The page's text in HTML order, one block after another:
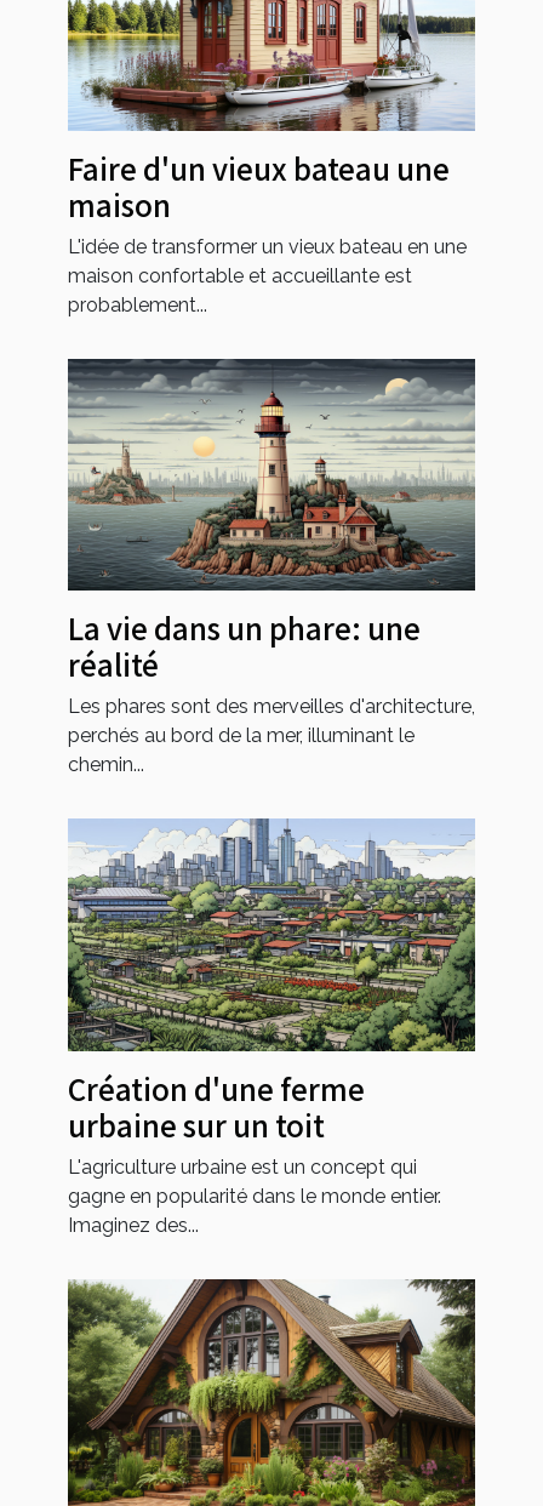
Faire d'un vieux bateau une
maison
L'idée de transformer un vieux bateau en une
maison confortable et accueillante est
probablement...
La vie dans un phare: une
réalité
Les phares sont des merveilles d'architecture,
perchés au bord de la mer, illuminant le
chemin...
Création d'une ferme
urbaine sur un toit
L'agriculture urbaine est un concept qui
gagne en popularité dans le monde entier.
Imaginez des...